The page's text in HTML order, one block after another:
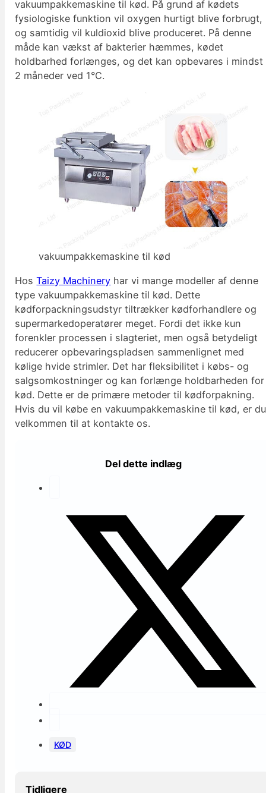
vakuumpakkemaskine til kød. På grund af kødets
fysiologiske funktion vil oxygen hurtigt blive forbrugt,
og samtidig vil kuldioxid blive produceret. På denne
måde kan vækst af bakterier hæmmes, kødet
holdbarhed forlænges, og det kan opbevares i mindst
2 måneder ved 1°C.
vakuumpakkemaskine til kød
HosTaizy Machinery har vi mange modeller af denne
type vakuumpakkemaskine til kød. Dette
kødforpackningsudstyr tiltrækker kødforhandlere og
supermarkedoperatører meget. Fordi det ikke kun
forenkler processen i slagteriet, men også betydeligt
reducerer opbevaringspladsen sammenlignet med
kølige hvide strimler. Det har fleksibilitet i købs- og
salgsomkostninger og kan forlænge holdbarheden for
kød. Dette er de primære metoder til kødforpakning.
Hvis du vil købe en vakuumpakkemaskine til kød, er du
velkommen til at kontakte os.
Del dette indlæg
KØD
Tidligere